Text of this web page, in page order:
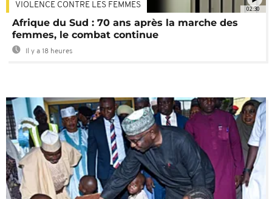
02:30
VIOLENCE CONTRE LES FEMMES
Afrique du Sud : 70 ans après la marche des
femmes, le combat continue
Il y a 18 heures